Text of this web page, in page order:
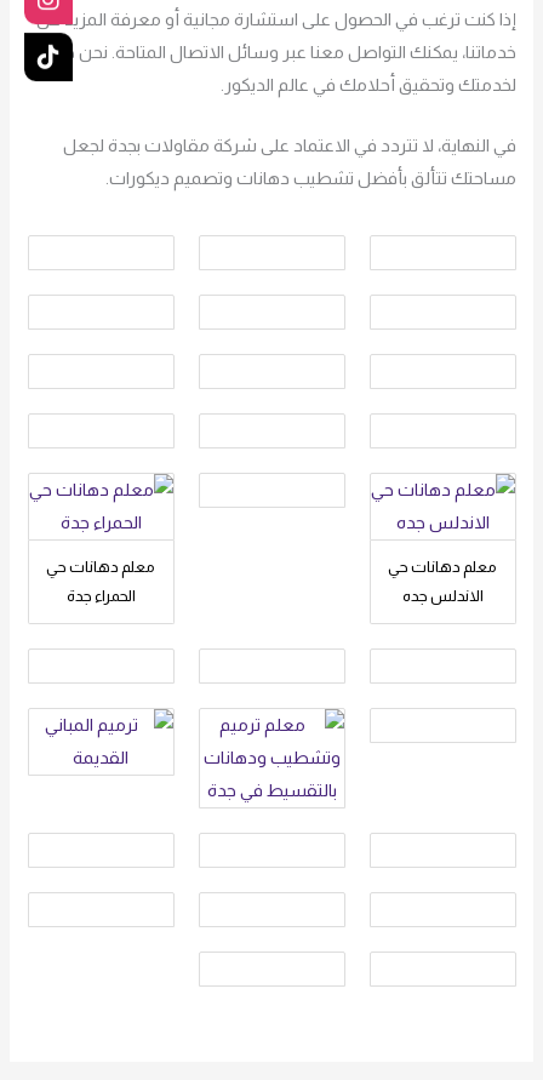
إذا كنت ترغب في الحصول على استشارة مجانية أو معرفة المزيد عن
خدماتنا، يمكنك التواصل معنا عبر وسائل الاتصال المتاحة. نحن هنا
لخدمتك وتحقيق أحلامك في عالم الديكور.
في النهاية، لا تتردد في الاعتماد على شركة مقاولات بجدة لجعل
مساحتك تتألق بأفضل تشطيب دهانات وتصميم ديكورات.
معلم دهانات حي
الاندلس جده
معلم دهانات حي
الحمراء جدة